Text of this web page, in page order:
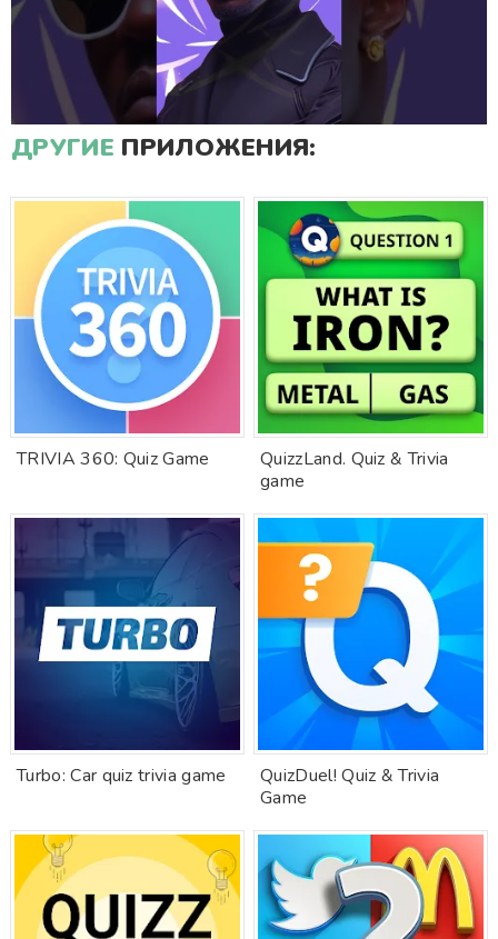
ДРУГИЕ ПРИЛОЖЕНИЯ:
TRIVIA 360: Quiz Game
QuizzLand. Quiz & Trivia
game
Turbo: Car quiz trivia game
QuizDuel! Quiz & Trivia
Game